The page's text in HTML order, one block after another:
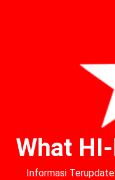
What
Informasi